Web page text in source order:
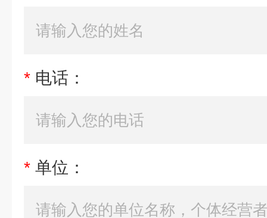
* 电话：
* 单位：